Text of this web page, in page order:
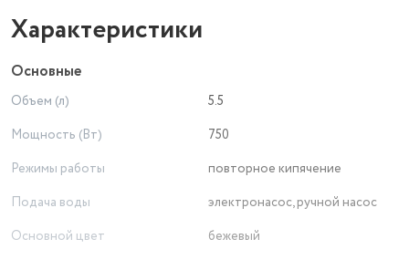
Характеристики
Основные
Объем (л)
5.5
Мощность (Вт)
750
Режимы работы
повторное кипячение
Подача воды
электронасос, ручной насос
Основной цвет
бежевый